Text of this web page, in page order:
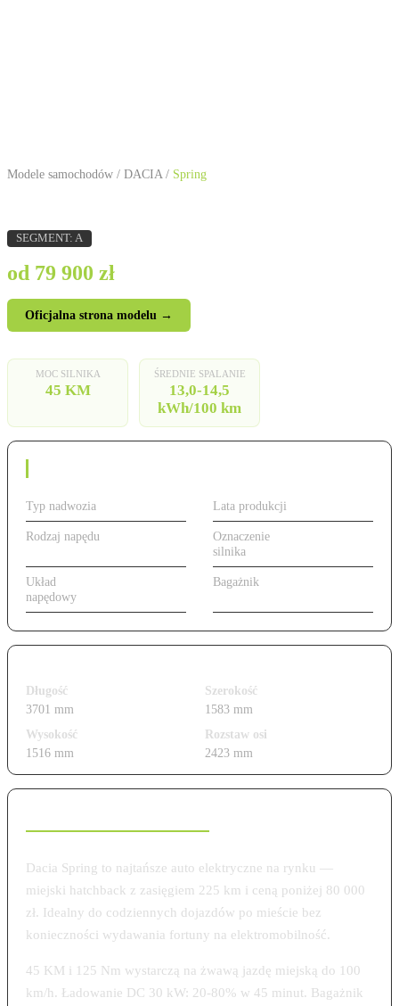
Modele samochodów / DACIA / Spring
SEGMENT: A
od 79 900 zł
Oficjalna strona modelu →
MOC SILNIKA
45 KM
ŚREDNIE SPALANIE
13,0-14,5
kWh/100 km
Typ nadwozia Lata produkcji
Rodzaj napędu
Oznaczenie
silnika
Układ
napędowy
Bagażnik
Długość
3701 mm
Szerokość
1583 mm
Wysokość
1516 mm
Rozstaw osi
2423 mm
Dacia Spring to najtańsze auto elektryczne na rynku —
miejski hatchback z zasięgiem 225 km i ceną poniżej 80 000
zł. Idealny do codziennych dojazdów po mieście bez
konieczności wydawania fortuny na elektromobilność.
45 KM i 125 Nm wystarczą na żwawą jazdę miejską do 100
km/h. Ładowanie DC 30 kW: 20-80% w 45 minut. Bagażnik